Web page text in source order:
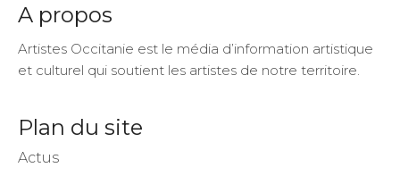
A propos
Artistes Occitanie est le média d’information artistique
et culturel qui soutient les artistes de notre territoire.
Plan du site
Actus